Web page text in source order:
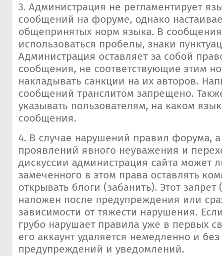
3. Администрация не регламентирует
сообщений на форуме, однако
общепринятых норм языка. В
использоваться пробелы, знаки
Администрация оставляет за собой
сообщения, не соответствующие этим
накладывать санкции на их авторов.
сообщений транслитом запрещено.
указывать пользователям, на каком
сообщения.
4. В случае нарушений правил форума, а
проявлений явного неуважения и
дискуссии администрация сайта может
замеченного в этом права оставлять
открывать блоги (забанить). Этот
наложен после предупреждения или
зависимости от тяжести нарушения.
грубо нарушает правила уже в первых
его аккаунт удаляется немедленно и
предупреждений и уведомлений.